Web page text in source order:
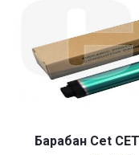
Барабан Cet